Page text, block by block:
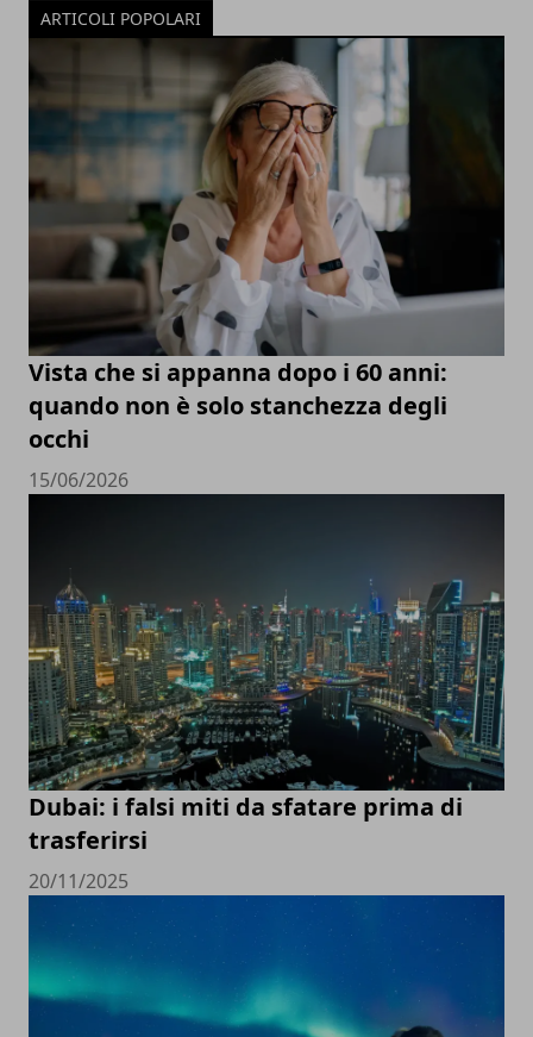
ARTICOLI POPOLARI
Vista che si appanna dopo i 60 anni:
quando non è solo stanchezza degli
occhi
15/06/2026
Dubai: i falsi miti da sfatare prima di
trasferirsi
20/11/2025